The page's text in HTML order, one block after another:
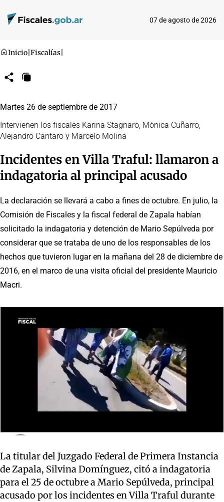
07 de agosto de 2026
Inicio Fiscalías
CompartirCopiar
Martes 26 de septiembre de 2017
Intervienen los fiscales Karina Stagnaro, Mónica Cuñarro,
Alejandro Cantaro y Marcelo Molina
Incidentes en Villa Traful: llamaron a
indagatoria al principal acusado
La declaración se llevará a cabo a fines de octubre. En julio, la
Comisión de Fiscales y la fiscal federal de Zapala habían
solicitado la indagatoria y detención de Mario Sepúlveda por
considerar que se trataba de uno de los responsables de los
hechos que tuvieron lugar en la mañana del 28 de diciembre de
2016, en el marco de una visita oficial del presidente Mauricio
Macri.
La titular del Juzgado Federal de Primera Instancia
de Zapala, Silvina Domínguez, citó a indagatoria
para el 25 de octubre a Mario Sepúlveda, principal
acusado por los incidentes en Villa Traful durante